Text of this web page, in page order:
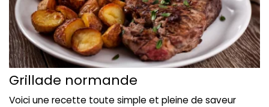
Grillade normande
Voici une recette toute simple et pleine de saveur